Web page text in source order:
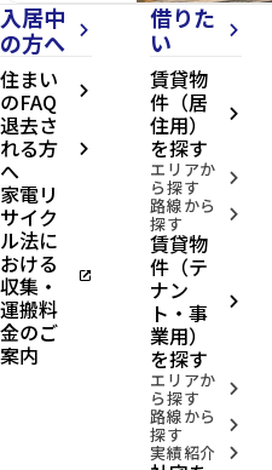
入居中
の方へ
arrow_forward_ios
住まい
のFAQ arrow_forward_ios
退去さ
れる方
へ
arrow_forward_ios
家電リ
サイク
ル法に
おける
収集・
運搬料
金のご
案内
open_in_new
借りた
い
arrow_forward_ios
賃貸物
件（居
住用）
を探す
arrow_forward_ios
エリアか
ら探す arrow_forward_ios
路線から
探す arrow_forward_ios
賃貸物
件（テ
ナン
ト・事
業用）
を探す
arrow_forward_ios
エリアか
ら探す arrow_forward_ios
路線から
探す arrow_forward_ios
実績紹介 arrow_forward_ios